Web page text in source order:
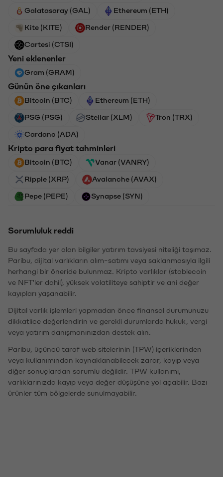
Galatasaray (GAL) Ethereum (ETH)
Kite (KITE) Render (RENDER)
Cartesi (CTSI)
Yeni eklenenler
Gram (GRAM)
Günün öne çıkanları
Bitcoin (BTC) Ethereum (ETH)
PSG (PSG) Stellar (XLM) Tron (TRX)
Cardano (ADA)
Kripto para fiyat tahminleri
Bitcoin (BTC) Vanar (VANRY)
Ripple (XRP) Avalanche (AVAX)
Pepe (PEPE) Synapse (SYN)
Sorumluluk reddi
Bu sayfada yer alan bilgiler yatırım tavsiyesi niteliği taşımaz.
Paribu, dijital varlıkların alım-satımı veya saklanmasıyla ilgili
herhangi bir öneride bulunmaz. Kripto varlıklar (stablecoin
ve NFT'ler dahil), yüksek volatiliteye sahiptir ve ani değer
kayıpları yaşanabilir.
Dijital varlık işlemleri yapmadan önce finansal durumunuzu
dikkatlice değerlendirin ve gerekli durumlarda hukuk, vergi
veya yatırım danışmanınızdan destek alın.
Paribu, üçüncü taraf web sitelerinin (TPW) içeriklerinden
veya kullanımından kaynaklanabilecek zarar, kayıp veya
diğer sonuçlardan sorumlu değildir. TPW kullanımı,
varlıklarınızda kayıp veya değer düşüşüne yol açabilir. Bazı
ürünler tüm bölgelerde sunulmayabilir.